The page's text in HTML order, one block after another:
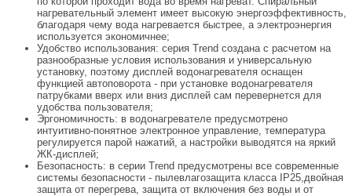
нагревательный элемент имеет высокую энергоэффективность,
благодаря чему вода нагревается быстрее, а электроэнергия
используется экономичнее;
Удобство использования: серия Trend создана с расчетом на
разнообразные условия использования и универсальную
установку, поэтому дисплей водонагревателя оснащен
функцией автоповорота - при установке водонагревателя
патрубками вверх или вниз дисплей сам перевернется для
удобства пользователя;
Эргономичность: в водонагревателе предусмотрено
интуитивно-понятное электронное управление, температура
регулируется парой нажатий, а настройки выводятся на яркий
ЖК-дисплей;
Безопасность: в серии Trend предусмотрены все современные
системы безопасности - пылевлагозащита класса IP25,двойная
защита от перегрева, защита от включения без воды и от